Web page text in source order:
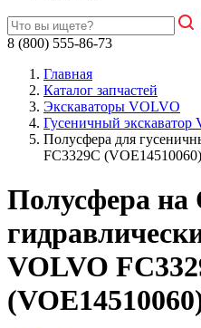
8 (800) 555-86-73
Главная
Каталог запчастей
Экскаваторы VOLVO
Гусеничный
Полусфера для
FC3329C (VOE14510060)
Полусфера на
VOLVO